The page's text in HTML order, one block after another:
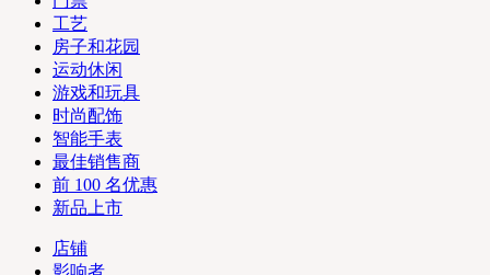
工艺
房子和花园
运动休闲
游戏和玩具
时尚配饰
智能手表
最佳销售商
前 100 名优惠
新品上市
店铺
影响者